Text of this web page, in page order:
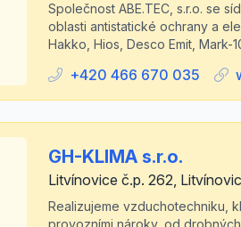
Společnost ABE.TEC, s.r.o. se
oblasti antistatické ochrany a
Hakko, Hios, Desco Emit, Mark-
+420 466 670 035
GH-KLIMA s.r.o.
Litvínovice č.p. 262,
Realizujeme vzduchotechniku,
provozními nároky, od